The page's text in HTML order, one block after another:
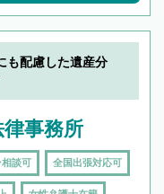
も配慮した遺産分
事務所
相談可 全国出張対応可